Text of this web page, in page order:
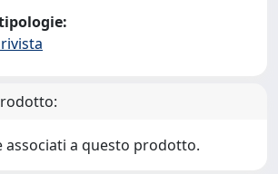
associati a questo prodotto.